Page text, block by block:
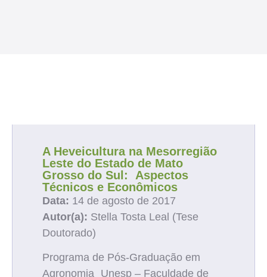
A Heveicultura na Mesorregião
Leste do Estado de Mato
Grosso do Sul: Aspectos
Técnicos e Econômicos
Data: 14 de agosto de 2017
Autor(a): Stella Tosta Leal (Tese
Doutorado)
Programa de Pós-Graduação em
Agronomia Unesp – Faculdade de